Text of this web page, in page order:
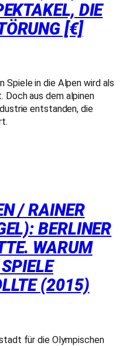
DIE
[€]
Spiele in die Alpen wird als
Doch aus dem alpinen
entstanden, die
/ RAINER
BERLINER
WARUM
(2015)
für die Olympischen